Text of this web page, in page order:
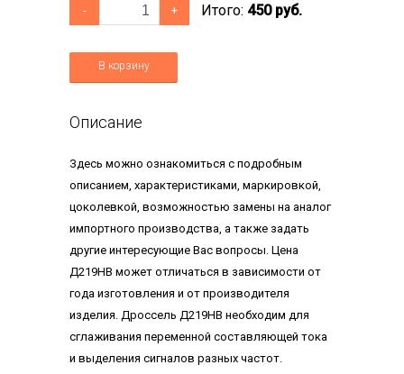
- + Итого: 450 руб.
В корзину
Описание
Здесь можно ознакомиться с подробным
описанием, характеристиками, маркировкой,
цоколевкой, возможностью замены на аналог
импортного производства, а также задать
другие интересующие Вас вопросы. Цена
Д219НВ может отличаться в зависимости от
года изготовления и от производителя
изделия. Дроссель Д219НВ необходим для
сглаживания переменной составляющей тока
и выделения сигналов разных частот.